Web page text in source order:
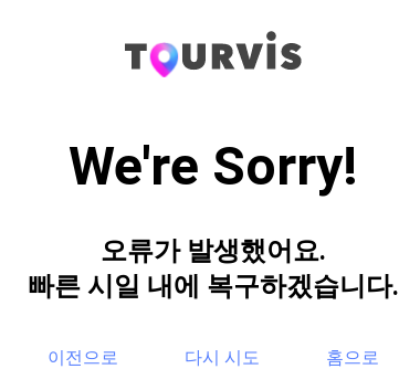
We're Sorry!
오류가 발생했어요.
빠른 시일 내에 복구하겠습니다.
이전으로 다시 시도 홈으로